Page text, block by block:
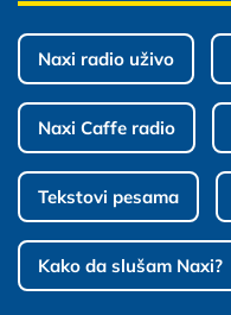
Naxi radio uživo
Naxi Caffe radio
Tekstovi pesama
Kako da slušam Naxi?